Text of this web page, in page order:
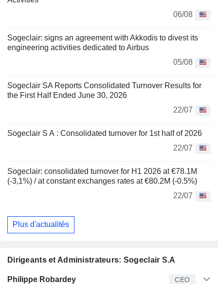
06/08
Sogeclair: signs an agreement with Akkodis to divest its
engineering activities dedicated to Airbus
05/08
Sogeclair SA Reports Consolidated Turnover Results for
the First Half Ended June 30, 2026
22/07
Sogeclair S A : Consolidated turnover for 1st half of 2026
22/07
Sogeclair: consolidated turnover for H1 2026 at €78.1M
(-3,1%) / at constant exchanges rates at €80.2M (-0.5%)
22/07
Plus d'actualités
Dirigeants et Administrateurs: Sogeclair S.A
Dirigeant Titre Age
Philippe Robardey CEO